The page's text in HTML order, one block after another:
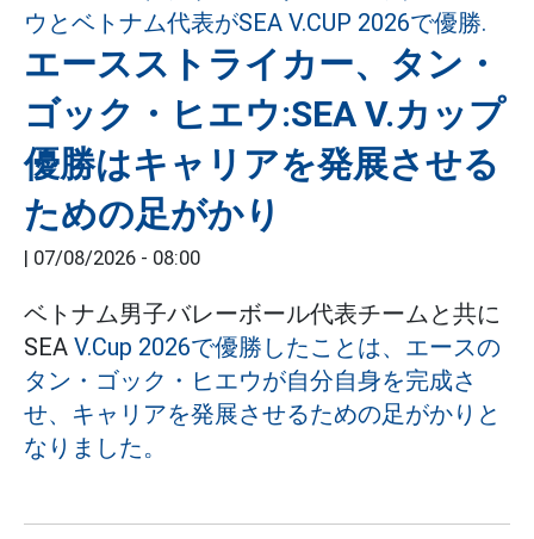
エースストライカー、タン・
ゴック・ヒエウ:SEA V.カップ
優勝はキャリアを発展させる
ための足がかり
| 07/08/2026 - 08:00
ベトナム男子バレーボール代表チームと共に
SEA V.Cup 2026で優勝したことは、エースの
タン・ゴック・ヒエウが自分自身を完成さ
せ、キャリアを発展させるための足がかりと
なりました。